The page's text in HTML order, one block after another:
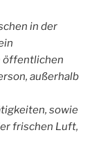
in der
öffentlichen
außerhalb
sowie
frischen Luft,